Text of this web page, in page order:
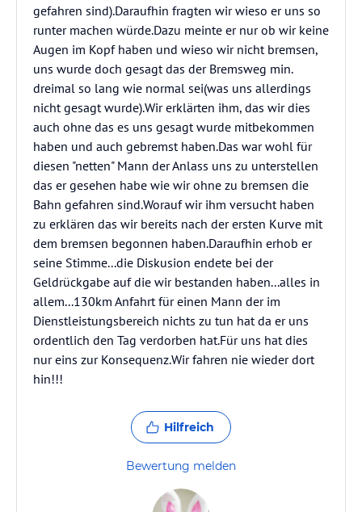
gefahren sind).Daraufhin fragten wir wieso er uns so
runter machen würde.Dazu meinte er nur ob wir keine
Augen im Kopf haben und wieso wir nicht bremsen,
uns wurde doch gesagt das der Bremsweg min.
dreimal so lang wie normal sei(was uns allerdings
nicht gesagt wurde).Wir erklärten ihm, das wir dies
auch ohne das es uns gesagt wurde mitbekommen
haben und auch gebremst haben.Das war wohl für
diesen "netten" Mann der Anlass uns zu unterstellen
das er gesehen habe wie wir ohne zu bremsen die
Bahn gefahren sind.Worauf wir ihm versucht haben
zu erklären das wir bereits nach der ersten Kurve mit
dem bremsen begonnen haben.Daraufhin erhob er
seine Stimme...die Diskusion endete bei der
Geldrückgabe auf die wir bestanden haben...alles in
allem...130km Anfahrt für einen Mann der im
Dienstleistungsbereich nichts zu tun hat da er uns
ordentlich den Tag verdorben hat.Für uns hat dies
nur eins zur Konsequenz.Wir fahren nie wieder dort
hin!!!
Hilfreich
Bewertung melden